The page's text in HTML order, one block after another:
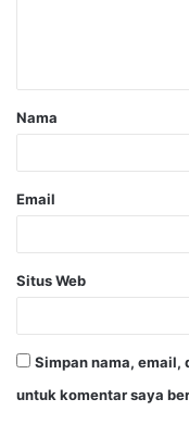
Nama
Email
Situs Web
Simpan nama, email,
untuk komentar saya